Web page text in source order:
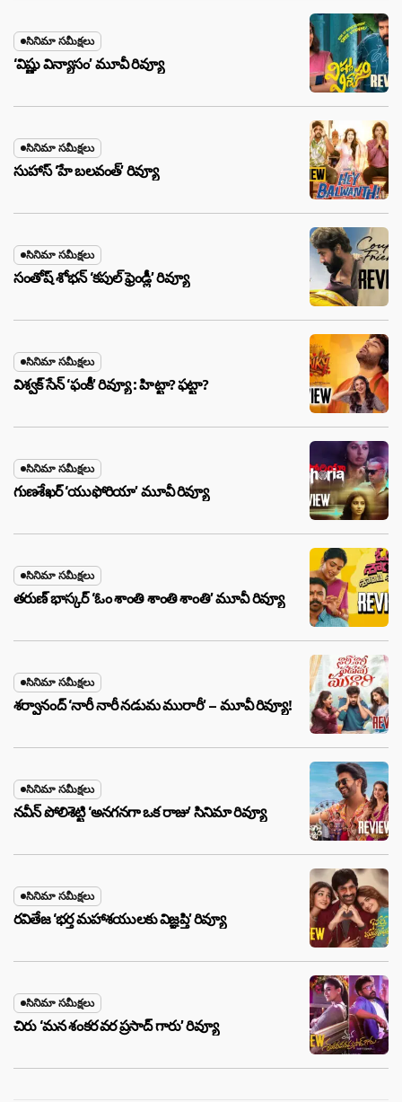
సినిమా సమీక్షలు
‘విష్ణు విన్యాసం’ మూవీ రివ్యూ
సినిమా సమీక్షలు
సుహాస్ ‘హే బలవంత్’ రివ్యూ
సినిమా సమీక్షలు
సంతోష్ శోభన్ ‘కపుల్ ఫ్రెండ్లీ’ రివ్యూ
సినిమా సమీక్షలు
విశ్వక్ సేన్ ‘ఫంకీ’ రివ్యూ : హిట్టా? ఫట్టా?
సినిమా సమీక్షలు
గుణశేఖర్ ‘యుఫోరియా’ మూవీ రివ్యూ
సినిమా సమీక్షలు
తరుణ్ భాస్కర్ ‘ఓం శాంతి శాంతి శాంతి’ మూవీ రివ్యూ
సినిమా సమీక్షలు
శర్వానంద్ ‘నారీ నారీ నడుమ మురారీ’ – మూవీ రివ్యూ!
సినిమా సమీక్షలు
నవీన్ పోలిశెట్టి ‘అనగనగా ఒక రాజు’ సినిమా రివ్యూ
సినిమా సమీక్షలు
రవితేజ ‘భర్త మహాశయులకు విజ్ఞప్తి’ రివ్యూ
సినిమా సమీక్షలు
చిరు ‘మ‌న శంక‌ర వ‌ర ప్ర‌సాద్ గారు’ రివ్యూ